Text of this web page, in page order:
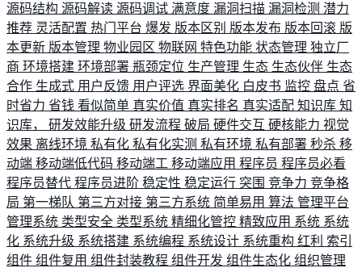
源码结构 源码解读 源码调试 满意度 漏洞扫描 漏洞检测 潜力
推荐 灵活配置 热门平台 爆发 版本区别 版本发布 版本回滚 版
本更新 版本管理 物业园区 物联网 特色功能 状态管理 独立厂
商 环境搭建 环境部署 瓶颈定位 生产管理 生态 生态伙伴 生态
合作 生成式 用户反馈 用户评选 界面美化 白皮书 监控 盘点 省
时省力 省钱 看似简单 真实价值 真实排名 真实适配 知识库 知
识库， 研发效能升级 研发流程 破局 硬件交互 硬核能力 视觉
效果 离线环境 私有化 私有化实测 私有环境 私有部署 秒杀 移
动端 移动端低代码 移动端工 移动端应用 程序员 程序员必看
程序员替代 程序员进阶 稳定性 稳定运行 突围 竞争力 竞争格
局 第一梯队 第三方对接 第三方系统 简单易用 算法 管理平台
管理系统 类型安全 类型系统 精细化管控 精致应用 系统 系统
化 系统升级 系统搭建 系统编程 系统设计 系统重构 红利 索引
组件 组件复用 组件封装教程 组件开发 组件生态化 组织管理